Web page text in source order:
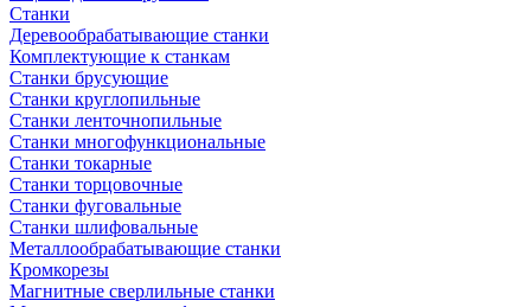
Станки
Деревообрабатывающие станки
Комплектующие к станкам
Станки брусующие
Станки круглопильные
Станки ленточнопильные
Станки многофункциональные
Станки токарные
Станки торцовочные
Станки фуговальные
Станки шлифовальные
Металлообрабатывающие станки
Кромкорезы
Магнитные сверлильные станки